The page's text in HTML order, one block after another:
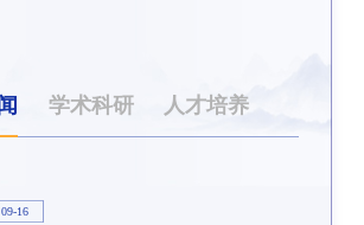
学术科研 人才培养
09-16